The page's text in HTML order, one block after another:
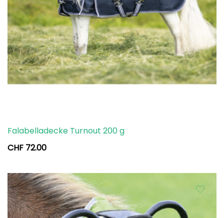
Falabelladecke Turnout 200 g
CHF 72.00